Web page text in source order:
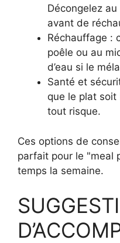
Décongelez
avant de
Réchauffage :
poêle ou au
d’eau si le
Santé et
que le plat
tout risque.
Ces options de
parfait pour le "meal
temps la semaine.